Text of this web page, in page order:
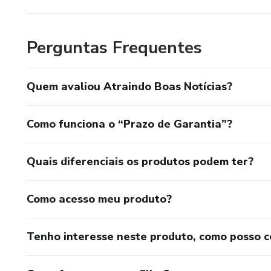
Perguntas Frequentes
Quem avaliou Atraindo Boas Notícias?
Como funciona o “Prazo de Garantia”?
Quais diferenciais os produtos podem ter?
Como acesso meu produto?
Tenho interesse neste produto, como posso